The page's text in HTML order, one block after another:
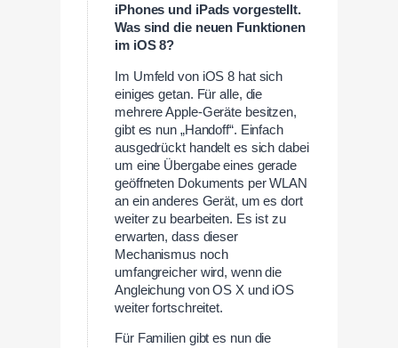
iPhones und iPads vorgestellt.
Was sind die neuen Funktionen
im iOS 8?
Im Umfeld von iOS 8 hat sich
einiges getan. Für alle, die
mehrere Apple-Geräte besitzen,
gibt es nun „Handoff“. Einfach
ausgedrückt handelt es sich dabei
um eine Übergabe eines gerade
geöffneten Dokuments per WLAN
an ein anderes Gerät, um es dort
weiter zu bearbeiten. Es ist zu
erwarten, dass dieser
Mechanismus noch
umfangreicher wird, wenn die
Angleichung von OS X und iOS
weiter fortschreitet.
Für Familien gibt es nun die